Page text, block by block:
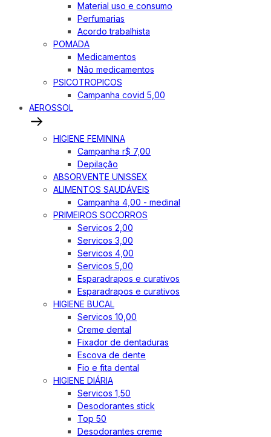
Material uso e consumo
Perfumarias
Acordo trabalhista
POMADA
Medicamentos
Não medicamentos
PSICOTROPICOS
Campanha covid 5,00
AEROSSOL
HIGIENE FEMININA
Campanha r$ 7,00
Depilação
ABSORVENTE UNISSEX
ALIMENTOS SAUDÁVEIS
Campanha 4,00 - medinal
PRIMEIROS SOCORROS
Servicos 2,00
Servicos 3,00
Servicos 4,00
Servicos 5,00
Esparadrapos e curativos
Esparadrapos e curativos
HIGIENE BUCAL
Servicos 10,00
Creme dental
Fixador de dentaduras
Escova de dente
Fio e fita dental
HIGIENE DIÁRIA
Servicos 1,50
Desodorantes stick
Top 50
Desodorantes creme